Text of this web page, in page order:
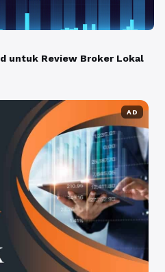
untuk Review Broker Lokal
AD